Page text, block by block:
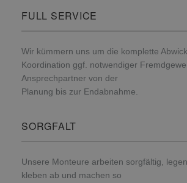
FULL SERVICE
Wir kümmern uns um die komplette
Koordination ggf. notwendiger
Ansprechpartner von der
Planung bis zur Endabnahme.
SORGFALT
Unsere Monteure arbeiten sorgfältig,
kleben ab und machen so